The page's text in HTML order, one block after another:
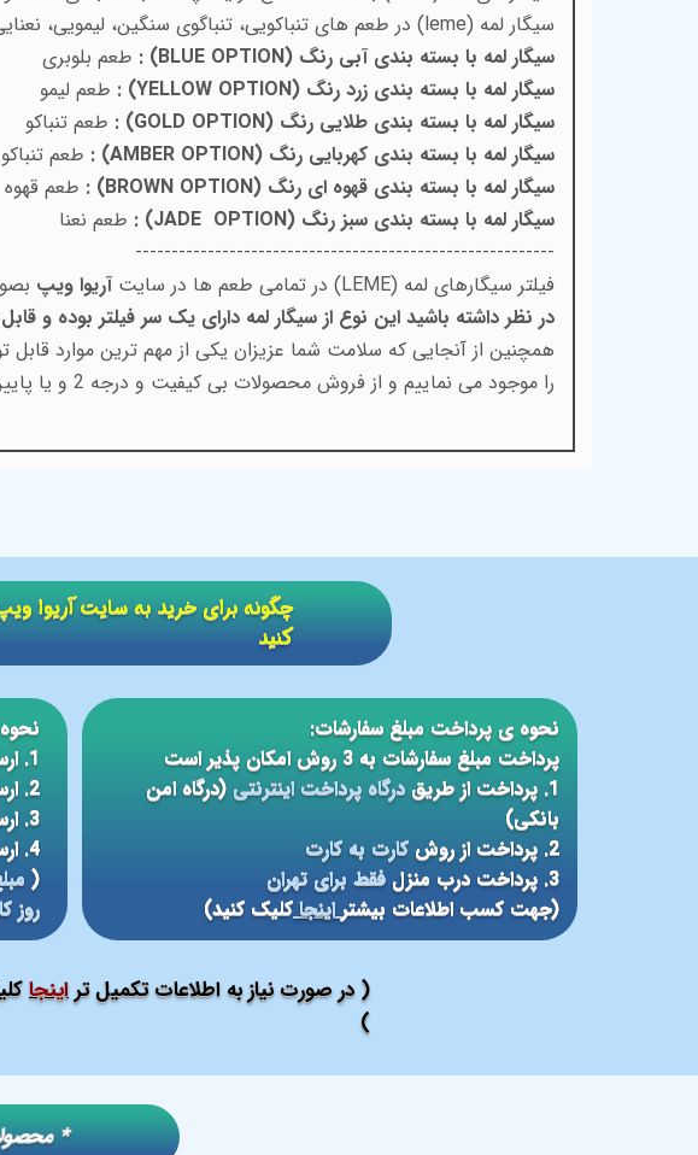
سیگار لمه (leme) در طعم های تنباکویی، تنباگوی سنگین، لیمویی، نعنایی و بلوبری و قهوه بسته بندی میشوند که به شکل زیر می باشد:
سیگار لمه با بسته بندی آبی رنگ (BLUE OPTION) :
طعم بلوبری
سیگار لمه با بسته بندی زرد رنگ (YELLOW OPTION) :
طعم لیمو
سیگار لمه با بسته بندی طلایی رنگ (GOLD OPTION) :
طعم تنباکو
سیگار لمه با بسته بندی کهربایی رنگ (AMBER OPTION) :
طعم
سیگار لمه با بسته بندی قهوه ای رنگ (BROWN OPTION) :
طعم قهوه
سیگار لمه با بسته بندی سبز رنگ (JADE OPTION) :
طعم نعنا
----------------------------------------------------------
فیلتر سیگارهای لمه (LEME) در تمامی طعم ها در سایت
آریوا ویپ
در نظر داشته باشید این نوع از سیگار لمه دارای یک سر فیلتر بوده و
همچنین از آنجایی که سلامت شما عزیزان یکی از مهم ترین موارد قابل
را موجود می نماییم و از فروش محصولات بی کیفیت و درجه 2 و یا پایین تر معذوریم.
( در صورت نیاز به اطلاعات تکمیل تراینجا
)
نحوه ی پرداخت مبلغ سفارشات:
پرداخت مبلغ سفارشات به 3 روش امکان پذیر است
1. پرداخت از طریق
درگاه پرداخت اینترنتی(درگاه امن
بانکی)
2. پرداخت از روش
کارت به کارت
3. پرداخت درب منزل
فقط برای تهران
(جهت کسب اطلاعات بیشتر اینجا کلیک کنید)
1. ارسال فوری با پیک در تهران(
2. ارسال با پیک اقتصادی در تهران (
3. ارسال با تیپاکس (
4. ارسال با پست
(
روز
​​چگونه برای خرید به سایت
کنید
​​*